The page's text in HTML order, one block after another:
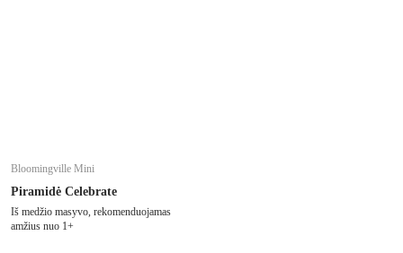
Bloomingville Mini
Piramidė Celebrate
Iš medžio masyvo, rekomenduojamas
amžius nuo 1+